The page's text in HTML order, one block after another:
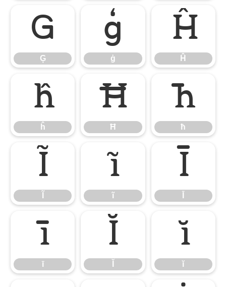
Ģ
Ģ
ģ
ģ
Ĥ
Ĥ
ĥ
ĥ
Ħ
Ħ
ħ
ħ
Ĩ ĩ
ĩ
Ī
ī
ī
Ĭ ĭ
ĭ